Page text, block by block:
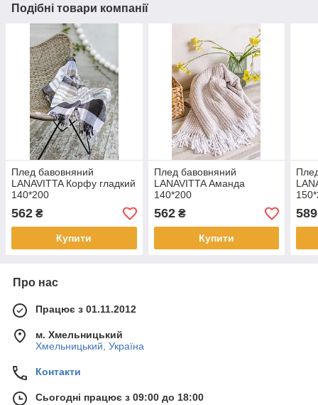
Подібні товари компанії
Плед бавовняний
LANAVITTA Корфу гладкий
140*200
562 ₴
Купити
Плед бавовняний
LANAVITTA Аманда
140*200
562₴
Купити
589
Про нас
Працює з 01.11.2012
м. Хмельницький
Хмельницький, Україна
Контакти
Сьогодні працює з 09:00 до 18:00